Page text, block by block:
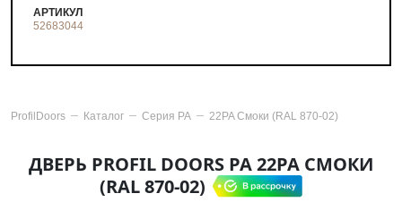
АРТИКУЛ
52683044
ProfilDoors Каталог Серия PA 22PA Смоки (RAL 870-02)
ДВЕРЬ PROFIL DOORS PA 22PA СМОКИ
(RAL 870-02)